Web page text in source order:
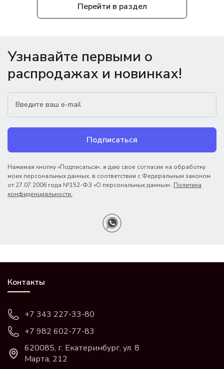
Перейти в раздел
Узнавайте первыми о
распродажах и новинках!
Подписаться
Нажимая кнопку «Подписаться», я даю свое согласие на обработку
моих персональных данных, в соответствии с Федеральным законом
от 27.07.2006 года №152-ФЗ «О персональных данных». Политика
конфиденциальности.
Контакты
+7 343 227-33-80
+7 982 602-77-83
620085, г. Екатеринбург, ул. 8
Марта, 212